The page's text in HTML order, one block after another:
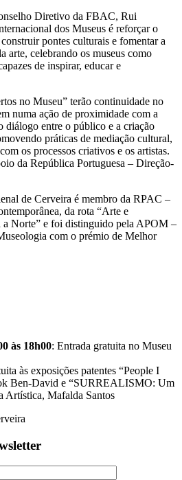
Diretivo da FBAC, Rui
dos Museus é reforçar o
pontes culturais e fomentar a
arte, celebrando os museus como
de inspirar, educar e
no Museu” terão continuidade no
numa ação de proximidade com a
diálogo entre o público e a criação
práticas de mediação cultural,
os processos criativos e os artistas.
da República Portuguesa – Direção-
de Cerveira é membro da RPAC –
da rota “Arte e
a Norte” e foi distinguido pela APOM –
com o prémio de Melhor
às 18h00: Entrada gratuita no Museu
às exposições patentes “People I
Ben-David e “SURREALISMO: Um
Artística, Mafalda Santos